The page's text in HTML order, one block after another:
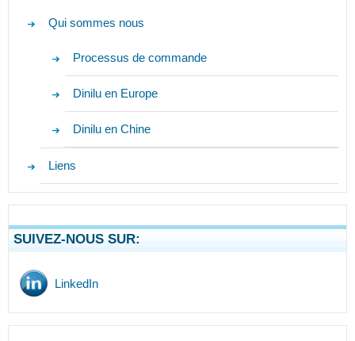
Qui sommes nous
Processus de commande
Dinilu en Europe
Dinilu en Chine
Liens
SUIVEZ-NOUS SUR:
LinkedIn